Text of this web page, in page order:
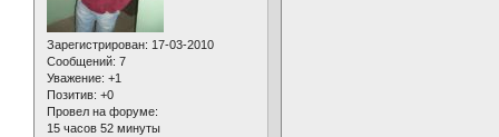
Зарегистрирован: 17-03-2010
Сообщений: 7
Уважение: +1
Позитив: +0
Провел на форуме:
15 часов 52 минуты